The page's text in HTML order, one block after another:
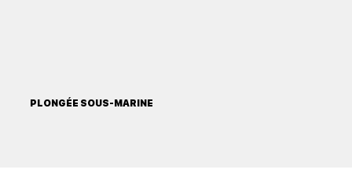
PLONGÉE SOUS-MARINE